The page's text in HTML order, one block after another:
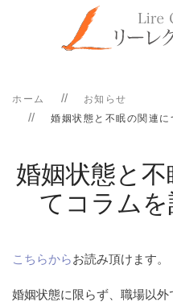
ホーム
お知らせ
婚姻状態と不眠の関連
婚姻状態と
てコラム
こちらからお読み頂けます。
婚姻状態に限らず、職場以